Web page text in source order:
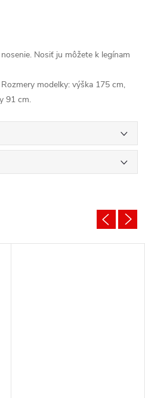
Nosiť ju môžete k legínam
modelky: výška 175 cm,
91 cm.